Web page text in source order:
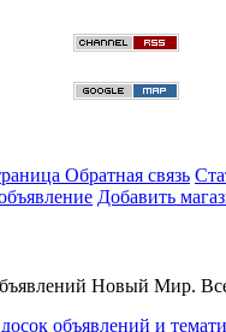
Обратная связь
Добавить
Новый Мир.